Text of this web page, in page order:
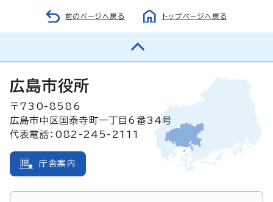
前のページへ戻る トップページへ戻る
広島市役所
〒730-8586
広島市中区国泰寺町一丁目6番34号
代表電話：082-245-2111
庁舎案内